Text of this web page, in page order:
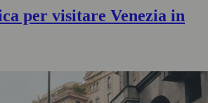
per visitare Venezia in